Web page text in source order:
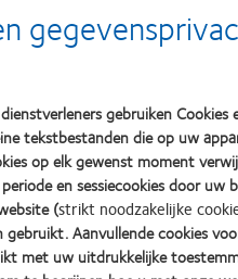
portefeuille van
CooperVision onder te
zijn.
doen?
een van deze organisaties
voor klanten?
gebruiken Cookies
tekstbestanden die op uw
op elk gewenst moment
en sessiecookies door uw
(strikt noodzakelijke
Aanvullende cookies
met uw uitdrukkelijke